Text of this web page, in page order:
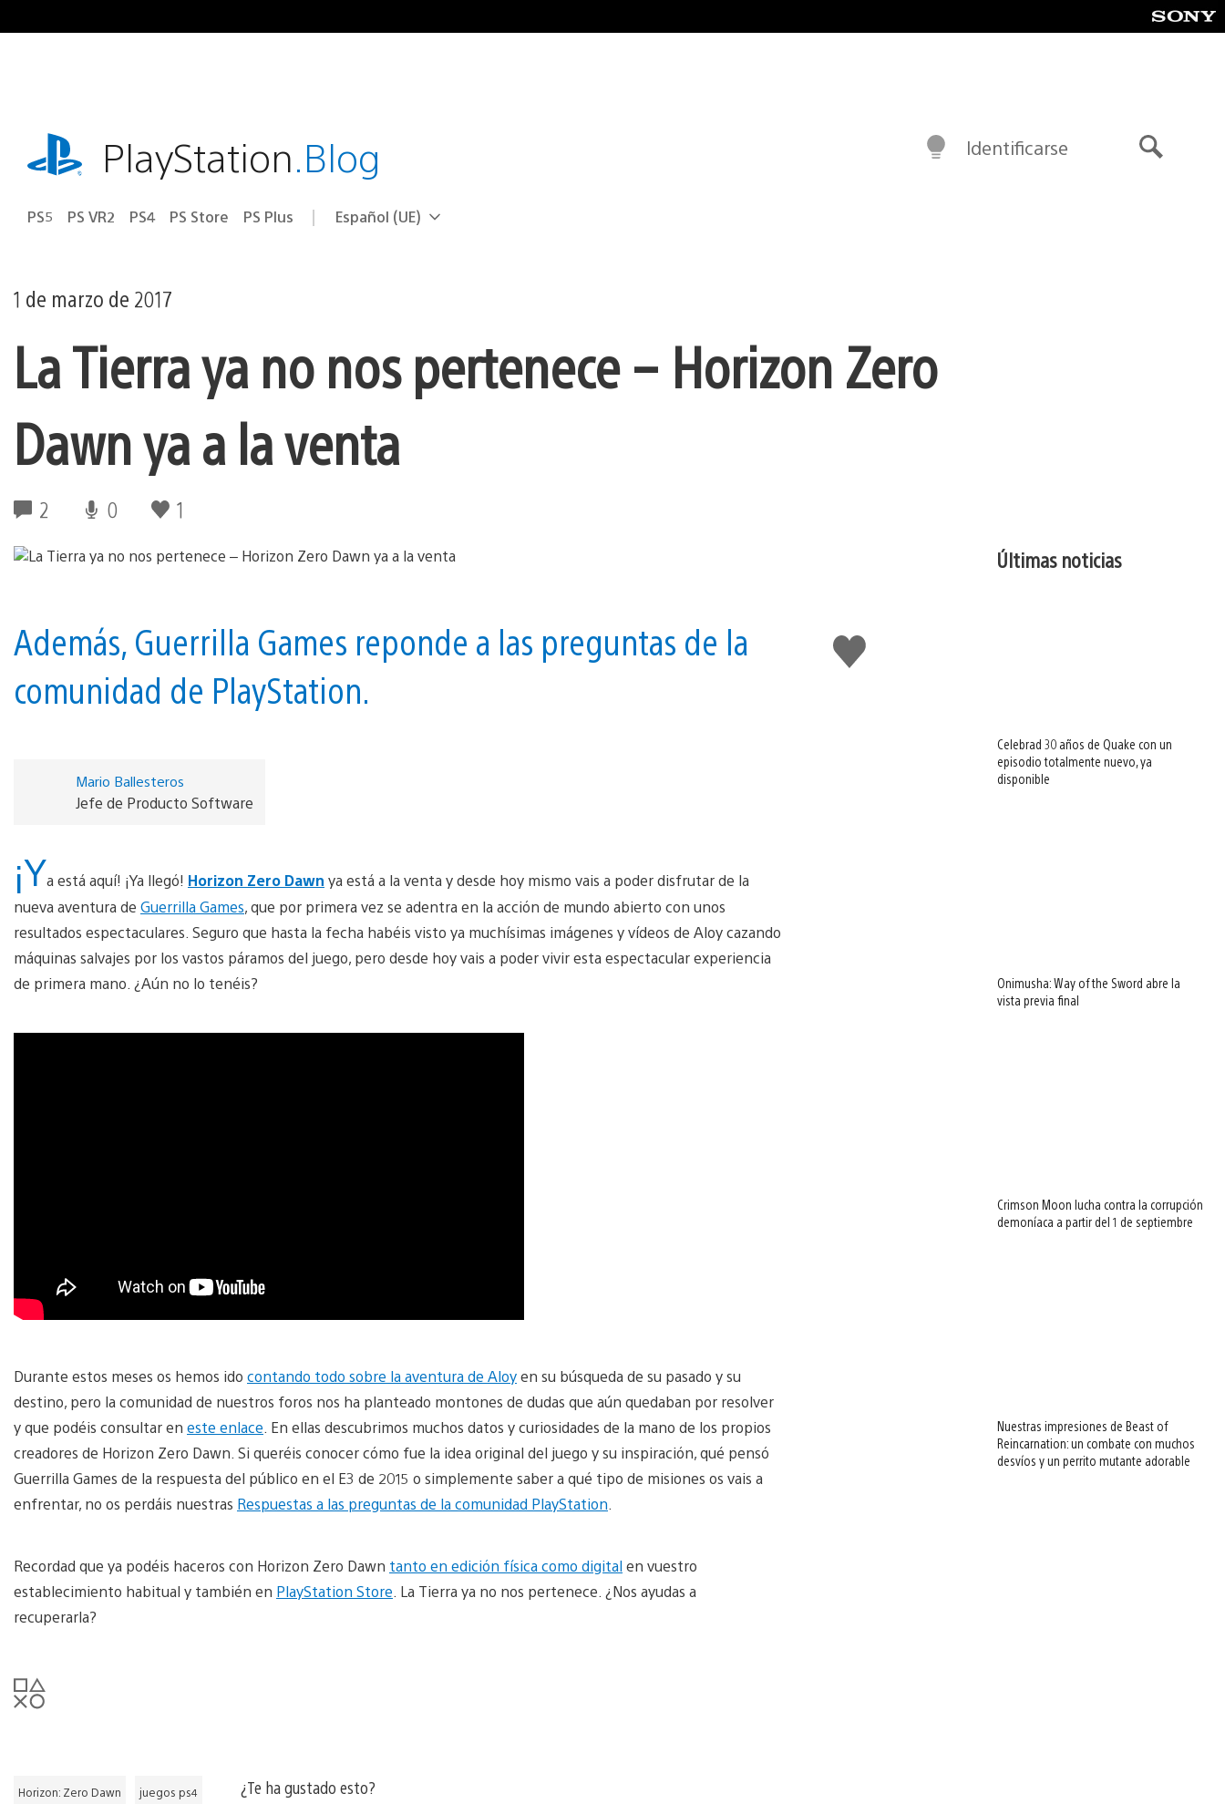
al
playstation.comPlayStation.Blog
PS5 PS VR2 PS4 PS Store PS Plus Selecciona
Región
Español (UE)
Identificarse
1 de marzo de 2017
La Tierra ya no nos pertenece – Horizon Zero
Dawn ya a la venta
2 0 1
Me
gusta
Además, Guerrilla Games reponde a las preguntas de la
comunidad de PlayStation.
Mario Ballesteros
Jefe de Producto Software
¡Ya está aquí! ¡Ya llegó! Horizon Zero Dawn ya está a la venta y desde hoy mismo vais a poder disfrutar de la
nueva aventura de Guerrilla Games, que por primera vez se adentra en la acción de mundo abierto con unos
resultados espectaculares. Seguro que hasta la fecha habéis visto ya muchísimas imágenes y vídeos de Aloy cazando
máquinas salvajes por los vastos páramos del juego, pero desde hoy vais a poder vivir esta espectacular experiencia
de primera mano. ¿Aún no lo tenéis?
Durante estos meses os hemos ido contando todo sobre la aventura de Aloyen su búsqueda de su pasado y su
destino, pero la comunidad de nuestros foros nos ha planteado montones de dudas que aún quedaban por resolver
y que podéis consultar en este enlace . En ellas descubrimos muchos datos y curiosidades de la mano de los propios
creadores de Horizon Zero Dawn. Si queréis conocer cómo fue la idea original del juego y su inspiración, qué pensó
Guerrilla Games de la respuesta del público en el E3 de 2015 o simplemente saber a qué tipo de misiones os vais a
enfrentar, no os perdáis nuestras Respuestas a las preguntas de la comunidad PlayStation
Recordad que ya podéis haceros con Horizon Zero Dawn tanto en edición física como digitalen vuestro
establecimiento habitual y también en PlayStation Store . La Tierra ya no nos pertenece. ¿Nos ayudas a
recuperarla?
Horizon: Zero Dawn juegos ps4
¿Te ha gustado esto?
Últimas noticias
Celebrad 30 años de Quake con un
episodio totalmente nuevo, ya
disponible
Onimusha: Way of the Sword abre la
vista previa final
Crimson Moon lucha contra la corrupción
demoníaca a partir del 1 de septiembre
Nuestras impresiones de Beast of
Reincarnation: un combate con muchos
desvíos y un perrito mutante adorable